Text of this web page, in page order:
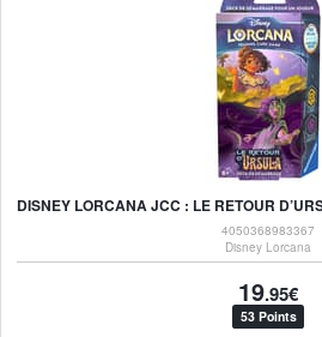
4050368983367
Disney Lorcana
19.95€
53 Points